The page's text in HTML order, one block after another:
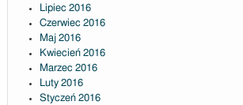
Lipiec 2016
Czerwiec 2016
Maj 2016
Kwiecień 2016
Marzec 2016
Luty 2016
Styczeń 2016